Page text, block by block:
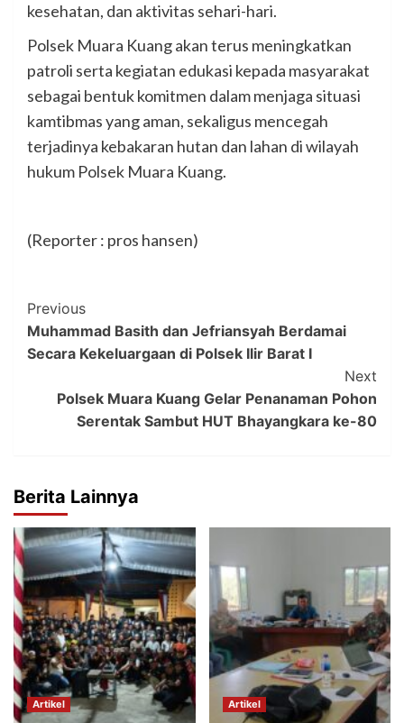
kesehatan, dan aktivitas sehari-hari.
Polsek Muara Kuang akan terus meningkatkan
patroli serta kegiatan edukasi kepada masyarakat
sebagai bentuk komitmen dalam menjaga situasi
kamtibmas yang aman, sekaligus mencegah
terjadinya kebakaran hutan dan lahan di wilayah
hukum Polsek Muara Kuang.
(Reporter : pros hansen)
Post
Navigation
Previous
Muhammad Basith dan Jefriansyah Berdamai
Secara Kekeluargaan di Polsek Ilir Barat I
Next
Polsek Muara Kuang Gelar Penanaman Pohon
Serentak Sambut HUT Bhayangkara ke-80
Berita Lainnya
Artikel Artikel